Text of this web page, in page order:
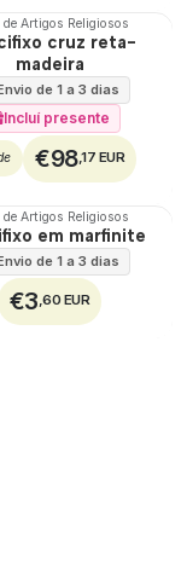
de Artigos Religiosos
cruz reta-
madeira
de 1 a 3 dias
Incluí presente
€98,17 EUR
de Artigos Religiosos
em marfinite
de 1 a 3 dias
€3,60 EUR